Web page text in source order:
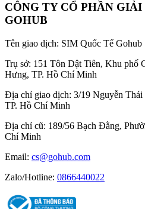
CÔNG TY CỔ PHẦN
GOHUB
Tên giao dịch: SIM Quốc Tế Gohub
Trụ sở: 151 Tôn Dật Tiên, Khu phố
Hưng, TP. Hồ Chí Minh
Địa chỉ giao dịch: 3/19 Nguyễn
TP. Hồ Chí Minh
Địa chỉ cũ: 189/56 Bạch Đằng,
Chí Minh
Email: cs@gohub.com
Zalo/Hotline: 0866440022